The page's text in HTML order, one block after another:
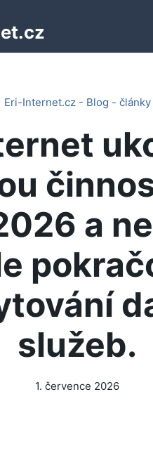
Eri-Internet.cz - Blog - články
a
služeb.
1. července 2026